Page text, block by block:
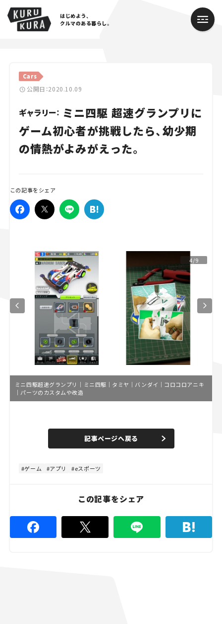
はじめよう、
クルマのある暮らし。
Cars
公開日：2020.10.09
ギャラリー： ミニ四駆 超速グランプリに
ゲーム初心者が挑戦したら、幼少期
の情熱がよみがえった。
この記事をシェア
4/9
ミニ四駆超速グランプリ｜ミニ四駆｜タミヤ｜バンダイ｜コロコロアニキ
｜パーツのカスタムや改造
n
e
d
%
記事ページへ戻る
ゲーム アプリ eスポーツ
この記事をシェア
Cars
Lifestyle
Traffic
Special
Campaign
人気のハッシュタグ